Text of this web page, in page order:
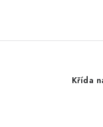
Křída